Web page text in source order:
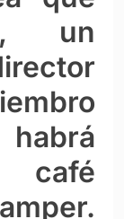
un
habrá